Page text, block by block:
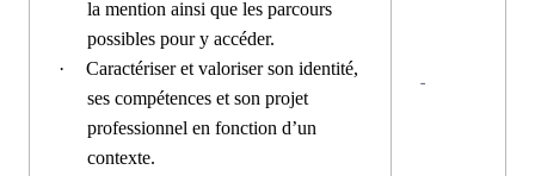
la mention ainsi que les parcours
possibles pour y accéder.
·
Caractériser et valoriser son identité,
ses compétences et son projet
professionnel en fonction d’un
contexte.
-